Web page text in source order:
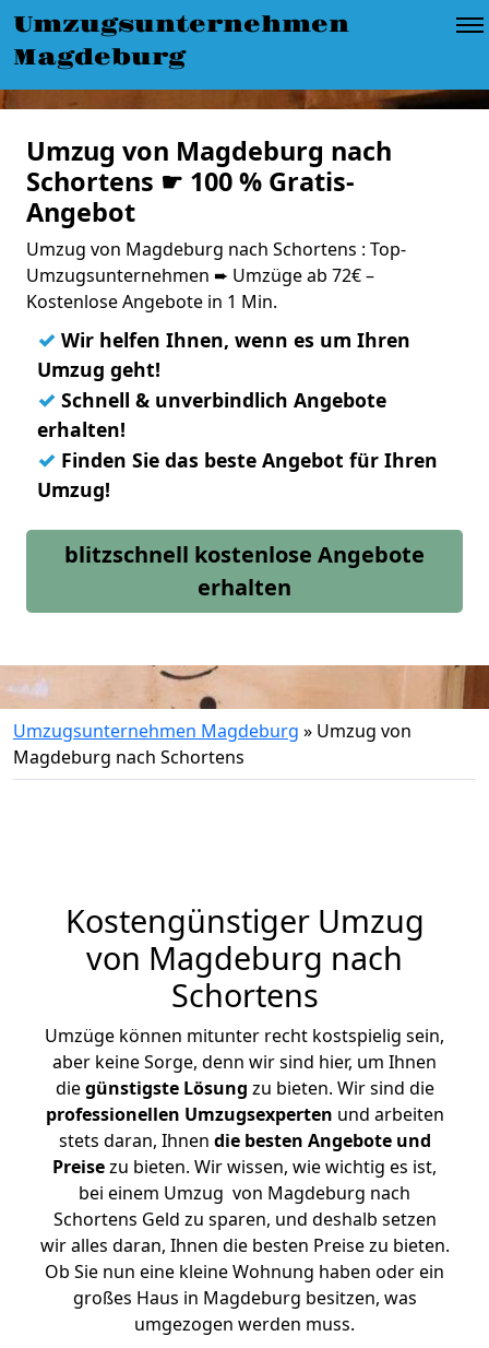
Umzugsunternehmen
Magdeburg
Umzug von Magdeburg nach
Schortens ☛ 100 % Gratis-
Angebot
Umzug von Magdeburg nach Schortens : Top-
Umzugsunternehmen ➨ Umzüge ab 72€ –
Kostenlose Angebote in 1 Min.
✓ Wir helfen Ihnen, wenn es um Ihren
Umzug geht!
✓ Schnell & unverbindlich Angebote
erhalten!
✓ Finden Sie das beste Angebot für Ihren
Umzug!
blitzschnell kostenlose Angebote
erhalten
Umzugsunternehmen Magdeburg » Umzug von
Magdeburg nach Schortens
Kostengünstiger Umzug
von Magdeburg nach
Schortens
Umzüge können mitunter recht kostspielig sein,
aber keine Sorge, denn wir sind hier, um Ihnen
diegünstigste Lösung zu bieten. Wir sind die
professionellen Umzugsexperten und arbeiten
stets daran, Ihnen die besten Angebote und
Preisezu bieten. Wir wissen, wie wichtig es ist,
bei einem Umzug von Magdeburg nach
Schortens Geld zu sparen, und deshalb setzen
wir alles daran, Ihnen die besten Preise zu bieten.
Ob Sie nun eine kleine Wohnung haben oder ein
großes Haus in Magdeburg besitzen, was
umgezogen werden muss.